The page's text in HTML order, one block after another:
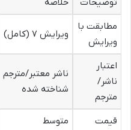
توضیحات خلاصه
مطابقت با
ویرایش
ویرایش ۷ (کامل)
اعتبار
ناشر/
مترجم
ناشر معتبر/مترجم
شناخته شده
قیمت متوسط